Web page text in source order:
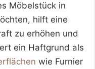
Möbelstück in
hilft eine
zu erhöhen und
ein Haftgrund als
wie Furnier